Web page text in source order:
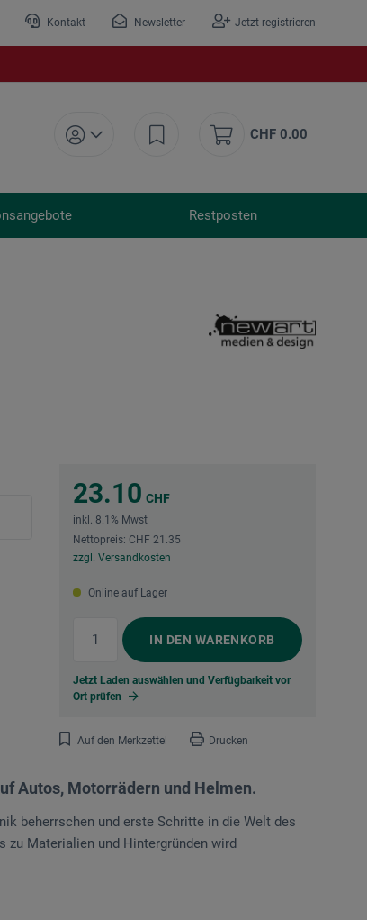
Kontakt Newsletter Jetzt registrieren
CHF 0.00
Restposten
23.10 CHF
inkl. 8.1% Mwst
Nettopreis: CHF 21.35
zzgl. Versandkosten
Online auf Lager
IN DEN WARENKORB
Jetzt Laden auswählen und Verfügbarkeit vor
Ort prüfen
Auf den Merkzettel Drucken
Autos, Motorrädern und Helmen.
beherrschen und erste Schritte in die Welt des
zu Materialien und Hintergründen wird